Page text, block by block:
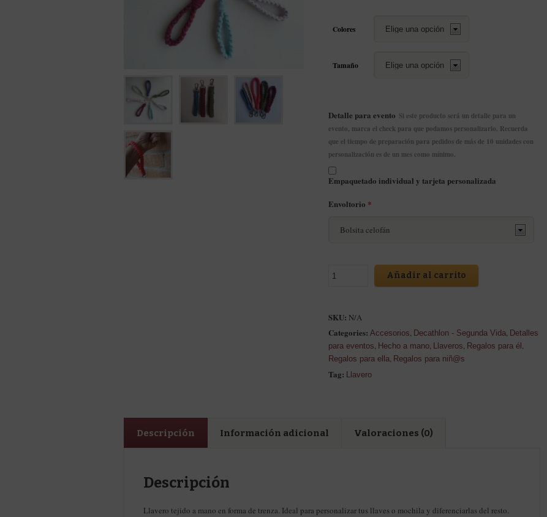
Colores
Tamaño
Detalle para evento Si este producto será un detalle para un
evento, marca el check para que podamos personalizarlo. Recuerda
que el tiempo de preparación para pedidos de más de 10 unidades con
personalización es de un mes como mínimo.
Empaquetado individual y tarjeta personalizada
Envoltorio *
Añadir al carrito
SKU: N/A
Categories: Accesorios, Decathlon - Segunda Vida, Detalles
para eventos, Hecho a mano, Llaveros, Regalos para él ,
Regalos para ella, Regalos para niñ@s
Tag: Llavero
Descripción Información adicional Valoraciones (0)
Descripción
Llavero tejido a mano en forma de trenza. Ideal para personalizar tus llaves o mochila y diferenciarlas del resto.